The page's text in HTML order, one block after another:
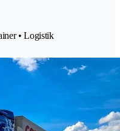
• Logistik